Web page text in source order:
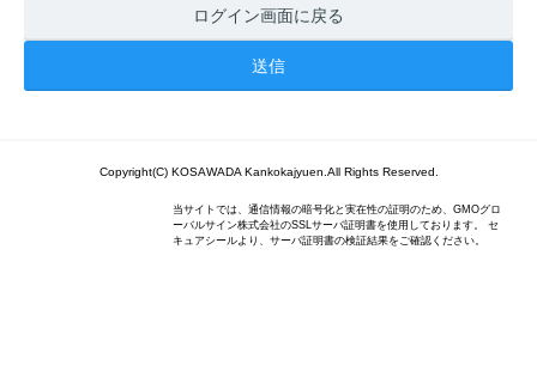
ログイン画面に戻る
Copyright(C) KOSAWADA Kankokajyuen.All Rights Reserved.
当サイトでは、通信情報の暗号化と実在性の証明のため、GMOグロ
ーバルサイン株式会社のSSLサーバ証明書を使用しております。 セ
キュアシールより、サーバ証明書の検証結果をご確認ください。